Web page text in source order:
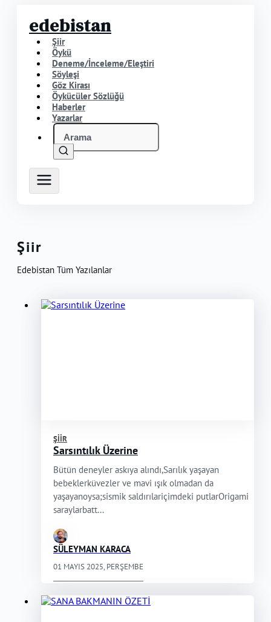
edebistan
Şiir
Öykü
Deneme/İnceleme/Eleştiri
Söyleşi
Göz Kirası
Öykücüler Sözlüğü
Haberler
Yazarlar
Şiir
Edebistan Tüm Yazılanlar
ŞIIR
Sarsıntılık Üzerine
Bütün deneyler askıya alındı,Sarılık yaşayan
bebeklerküvezler ve mavi ışık olmadan da
yaşayanoysa;sismik saldırılariçimdeki putlarOrigami
saraylarbatt...
SÜLEYMAN KARACA
01 MAYIS 2025, PERŞEMBE